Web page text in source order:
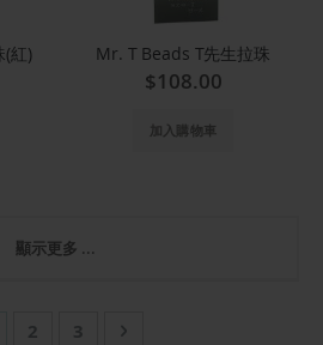
紅) Mr. T Beads T先生拉珠
$108.00
加入購物車
顯示更多 ...
前正在閱讀頁
頁面
2 頁面
3 頁面
下一步